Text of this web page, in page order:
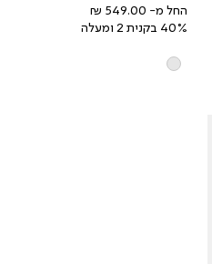
החל מ-
מחיר מבצע
40% בקנית 2 ומעלה